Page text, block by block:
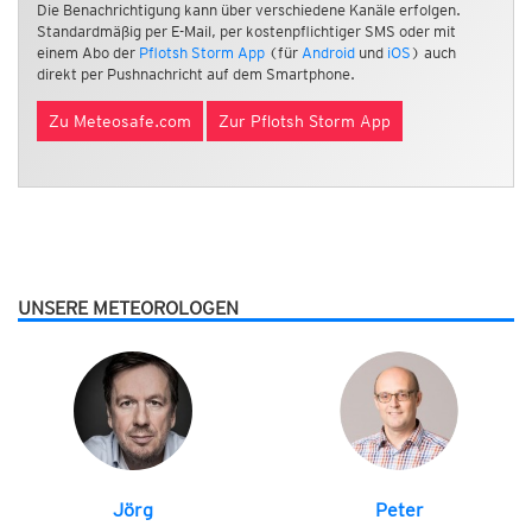
Die Benachrichtigung kann über verschiedene Kanäle erfolgen.
Standardmäßig per E-Mail, per kostenpflichtiger SMS oder mit
einem Abo der Pflotsh Storm App (für Android und iOS ) auch
direkt per Pushnachricht auf dem Smartphone.
Zu Meteosafe.com Zur Pflotsh Storm App
UNSERE METEOROLOGEN
Jörg Peter